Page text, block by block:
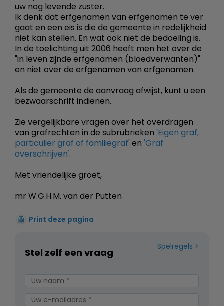
uw nog levende zuster.
Ik denk dat erfgenamen van erfgenamen te ver
gaat en een eis is die de gemeente in redelijkheid
niet kan stellen. En wat ook niet de bedoeling is.
In de toelichting uit 2006 heeft men het over de
"in leven zijnde erfgenamen (bloedverwanten)"
en niet over de erfgenamen van erfgenamen.
Als de gemeente de aanvraag afwijst, kunt u een
bezwaarschrift indienen.
Zie vergelijkbare vragen over het overdragen
van grafrechten in de subrubrieken 'Eigen graf,
particulier graf of familiegraf' en 'Graf
overschrijven'.
Met vriendelijke groet,
mr W.G.H.M. van der Putten
Print deze pagina
Spelregels
Stel zelf een vraag